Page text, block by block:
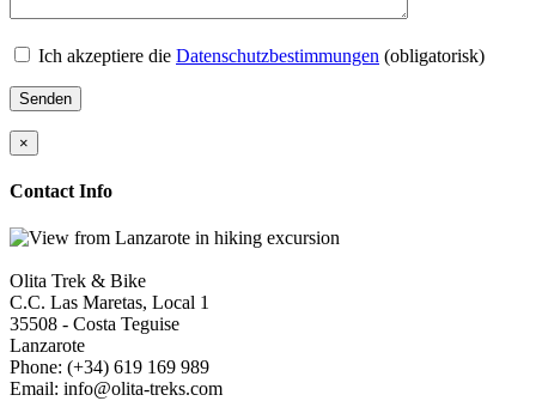
Ich akzeptiere die Datenschutzbestimmungen (obligatorisk)
×
Contact Info
Olita Trek & Bike
C.C. Las Maretas, Local 1
35508 - Costa Teguise
Lanzarote
Phone: (+34) 619 169 989
Email: info@olita-treks.com